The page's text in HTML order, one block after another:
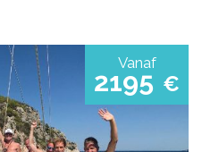
Vanaf
2195 €